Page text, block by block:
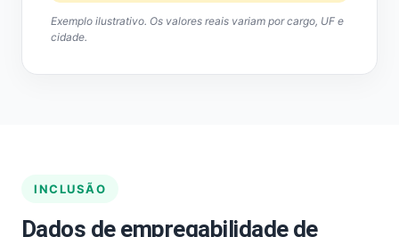
Exemplo ilustrativo. Os valores reais variam por cargo, UF e
cidade.
INCLUSÃO
Dados de empregabilidade de